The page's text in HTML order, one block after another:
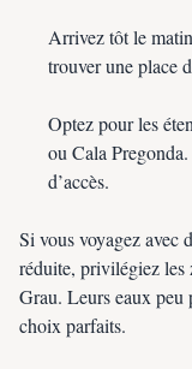
Arrivez tôt le
trouver une place
Optez pour les
ou Cala
d’accès.
Si vous voyagez avec
réduite, privilégiez les
Grau. Leurs eaux peu
choix parfaits.